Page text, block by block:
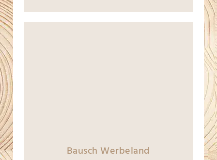
Bausch Werbeland